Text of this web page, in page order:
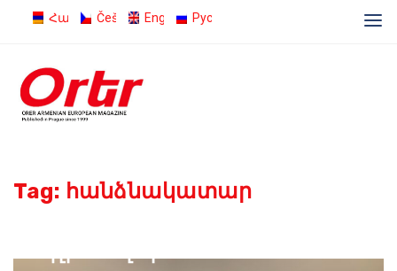
ՀայերենČeština English Русский
Tag: հանձնակատար
23.03.2024 Admin
Սփյուռքի գործերով